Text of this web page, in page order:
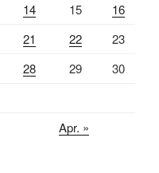
14 15
16
21 22
23
28 29
30
Apr. »